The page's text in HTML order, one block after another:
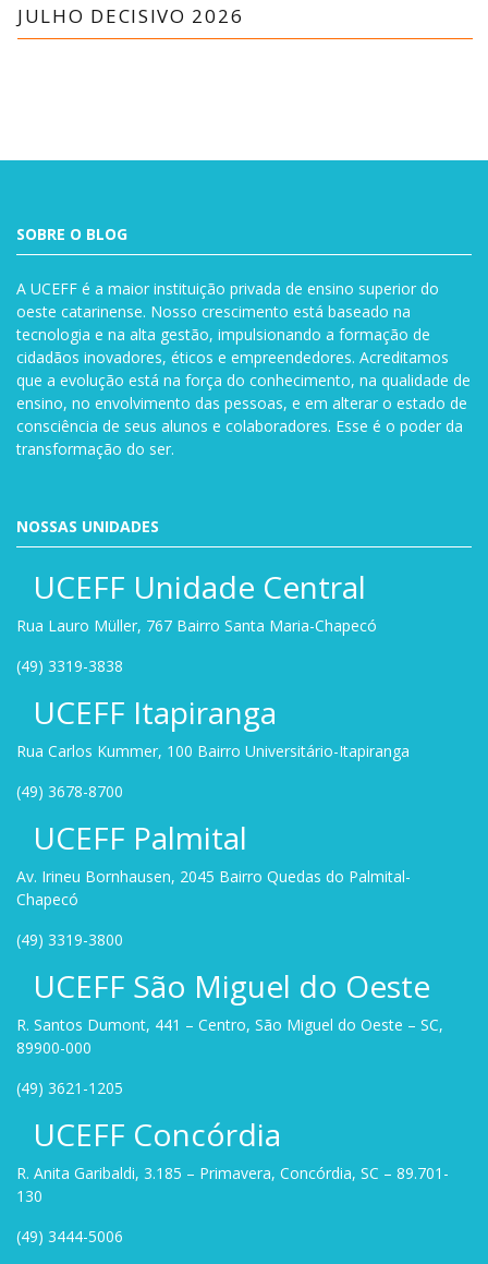
JULHO DECISIVO 2026
SOBRE O BLOG
A UCEFF é a maior instituição privada de ensino superior do
oeste catarinense. Nosso crescimento está baseado na
tecnologia e na alta gestão, impulsionando a formação de
cidadãos inovadores, éticos e empreendedores. Acreditamos
que a evolução está na força do conhecimento, na qualidade de
ensino, no envolvimento das pessoas, e em alterar o estado de
consciência de seus alunos e colaboradores. Esse é o poder da
transformação do ser.
NOSSAS UNIDADES
UCEFF Unidade Central
Rua Lauro Müller, 767 Bairro Santa Maria-Chapecó
(49) 3319-3838
UCEFF Itapiranga
Rua Carlos Kummer, 100 Bairro Universitário-Itapiranga
(49) 3678-8700
UCEFF Palmital
Av. Irineu Bornhausen, 2045 Bairro Quedas do Palmital-
Chapecó
(49) 3319-3800
UCEFF São Miguel do Oeste
R. Santos Dumont, 441 – Centro, São Miguel do Oeste – SC,
89900-000
(49) 3621-1205
UCEFF Concórdia
R. Anita Garibaldi, 3.185 – Primavera, Concórdia, SC – 89.701-
130
(49) 3444-5006